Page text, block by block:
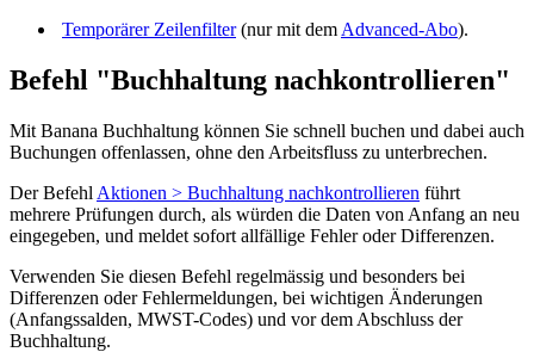
Temporärer Zeilenfilter(nur mit dem Advanced-Abo).
Befehl "Buchhaltung nachkontrollieren"
Mit Banana Buchhaltung können Sie schnell buchen und dabei auch
Buchungen offenlassen, ohne den Arbeitsfluss zu unterbrechen.
Der Befehl Aktionen > Buchhaltung nachkontrollieren führt
mehrere Prüfungen durch, als würden die Daten von Anfang an neu
eingegeben, und meldet sofort allfällige Fehler oder Differenzen.
Verwenden Sie diesen Befehl regelmässig und besonders bei
Differenzen oder Fehlermeldungen, bei wichtigen Änderungen
(Anfangssalden, MWST-Codes) und vor dem Abschluss der
Buchhaltung.